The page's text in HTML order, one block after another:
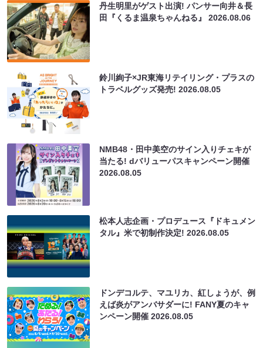
丹生明里がゲスト出演! パンサー向井＆長
田『くるま温泉ちゃんねる』2026.08.06
鈴川絢子×JR東海リテイリング・プラスの
トラベルグッズ発売!2026.08.05
NMB48・田中美空のサイン入りチェキが
当たる! dバリューパスキャンペーン開催
2026.08.05
松本人志企画・プロデュース『ドキュメン
タル』米で初制作決定!2026.08.05
ドンデコルテ、マユリカ、紅しょうが、例
えば炎がアンバサダーに! FANY夏のキャ
ンペーン開催2026.08.05